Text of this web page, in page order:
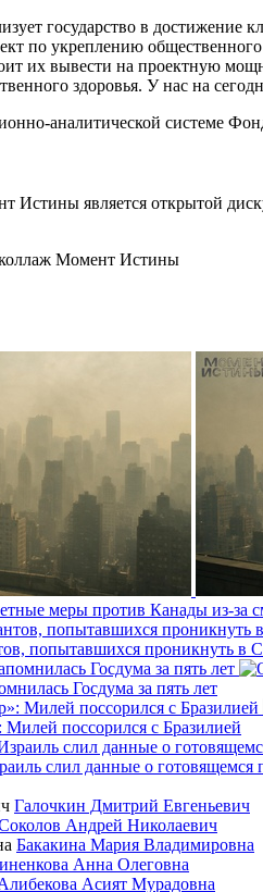
государство в достижение
по укреплению
их вывести на проектную
здоровья. У нас на
аналитической системе
является открытой
Момент Истины
меры против Канады из-за
попытавшихся проникнуть в
Госдума за пять лет
поссорился с Бразилией
слил данные о готовящемся
Галочкин Дмитрий Евгеньевич
Андрей Николаевич
Бакакина Мария Владимировна
Анна Олеговна
Асият Мурадовна